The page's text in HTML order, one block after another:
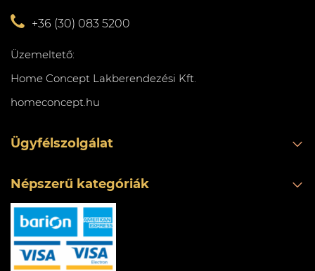
+36 (30) 083 5200
Üzemeltető:
Home Concept Lakberendezési Kft.
homeconcept.hu
Ügyfélszolgálat
Népszerű kategóriák